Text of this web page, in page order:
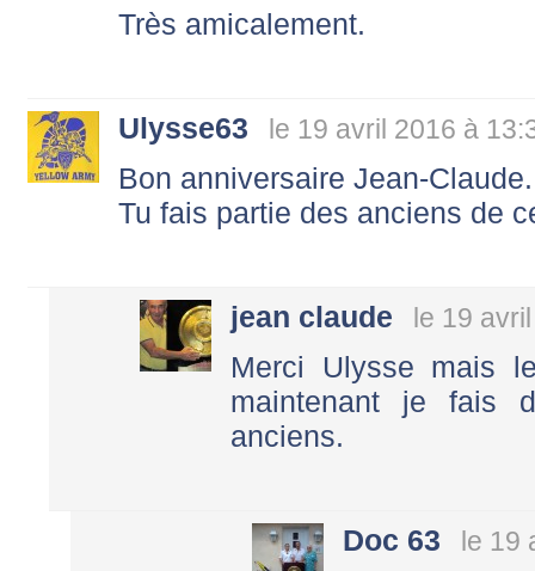
Très amicalement.
Ulysse63 le 19 avril 2016 à
Bon anniversaire Jean-Claude.
Tu fais partie des anciens de
jean claude le 19
Merci Ulysse mais
maintenant je fais
anciens.
Doc 63 le 19